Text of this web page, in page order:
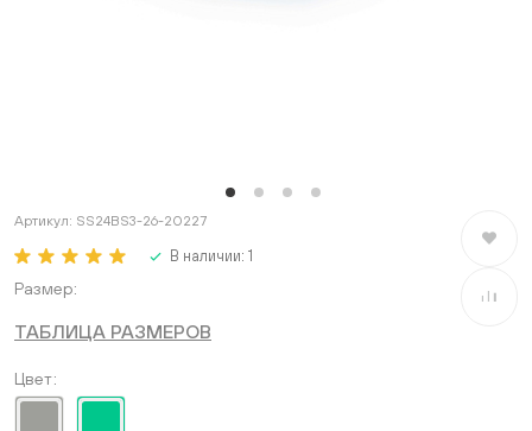
Артикул: SS24BS3-26-20227
В наличии: 1
В
В
Размер
ТАБЛИЦА РАЗМЕРОВ
Цвет